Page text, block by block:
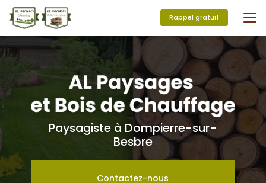
Aller
au
contenu
principal
Rappel gratuit
Paysagiste à Dompierre-sur-
Besbre
Contactez-nous